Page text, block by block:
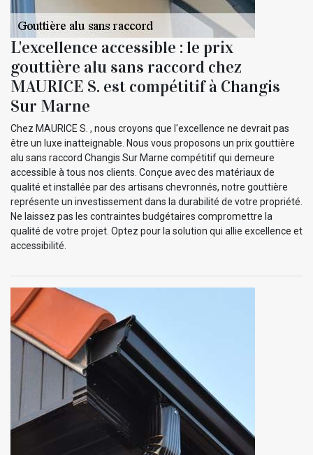
L'excellence accessible : le prix
gouttière alu sans raccord chez
MAURICE S. est compétitif à Changis
Sur Marne
Chez MAURICE S. , nous croyons que l'excellence ne devrait pas
être un luxe inatteignable. Nous vous proposons un prix gouttière
alu sans raccord Changis Sur Marne compétitif qui demeure
accessible à tous nos clients. Conçue avec des matériaux de
qualité et installée par des artisans chevronnés, notre gouttière
représente un investissement dans la durabilité de votre propriété.
Ne laissez pas les contraintes budgétaires compromettre la
qualité de votre projet. Optez pour la solution qui allie excellence et
accessibilité.